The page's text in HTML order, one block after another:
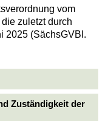
vom
zuletzt durch
2025 (SächsGVBl.
Zuständigkeit der